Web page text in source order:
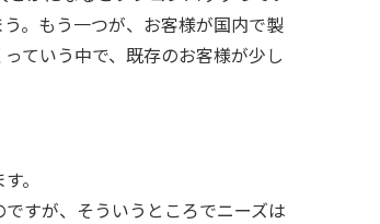
。もう一つが、お客様が国内で製
ていう中で、既存のお客様が少し
。
すが、そういうところでニーズは